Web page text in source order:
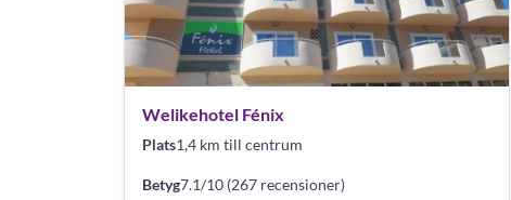
Welikehotel Fénix
Plats1,4 km till centrum
Betyg7.1/10 (267 recensioner)